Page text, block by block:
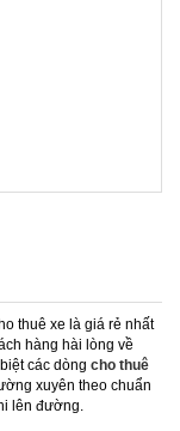
thuê xe là giá rẻ nhất
hàng hài lòng về
các dòng cho thuê
xuyên theo chuẩn
lên đường.